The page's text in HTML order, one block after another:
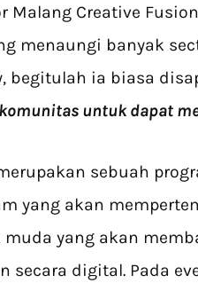
Malang Creative
menaungi banyak
begitulah ia biasa
untuk dapat
sebuah
yang akan
muda yang akan
secara digital. Pada